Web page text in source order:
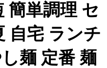
簡単調理 セ
自宅 ランチ
麺 定番 麺